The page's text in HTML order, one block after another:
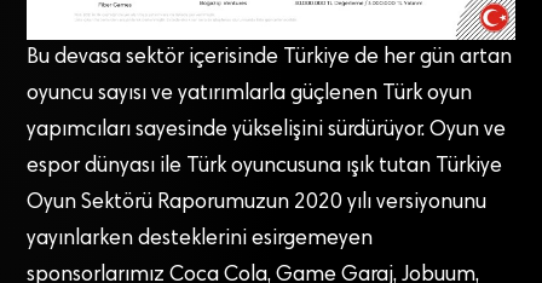
Bu devasa sektör içerisinde Türkiye de her gün artan
oyuncu sayısı ve yatırımlarla güçlenen Türk oyun
yapımcıları sayesinde yükselişini sürdürüyor. Oyun ve
espor dünyası ile Türk oyuncusuna ışık tutan Türkiye
Oyun Sektörü Raporumuzun 2020 yılı versiyonunu
yayınlarken desteklerini esirgemeyen
sponsorlarımız Coca Cola, Game Garaj, Jobuum,